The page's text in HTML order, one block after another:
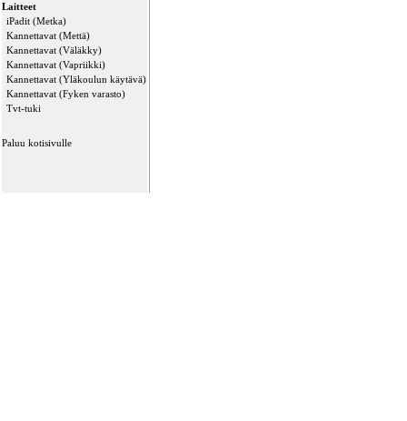
Laitteet
iPadit (Metka)
Kannettavat (Mettä)
Kannettavat (Väläkky)
Kannettavat (Vapriikki)
Kannettavat (Yläkoulun käytävä)
Kannettavat (Fyken varasto)
Tvt-tuki
Paluu kotisivulle